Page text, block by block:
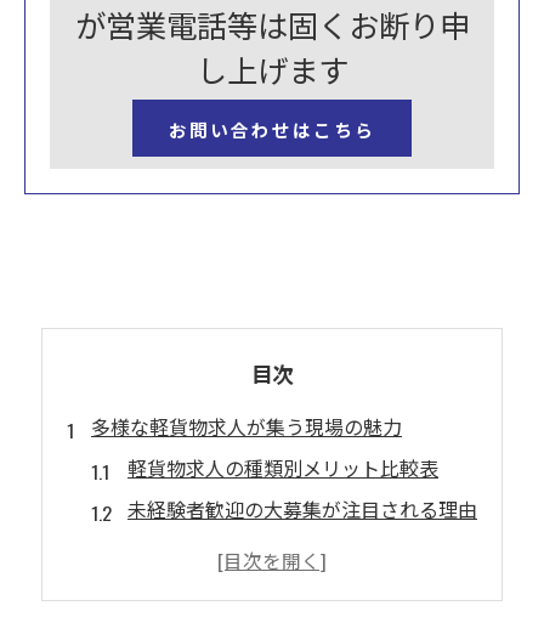
が営業電話等は固くお断り申
し上げます
お問い合わせはこちら
目次
多様な軽貨物求人が集う現場の魅力
軽貨物求人の種類別メリット比較表
未経験者歓迎の大募集が注目される理由
女性活躍中の現場で得られるやりがい